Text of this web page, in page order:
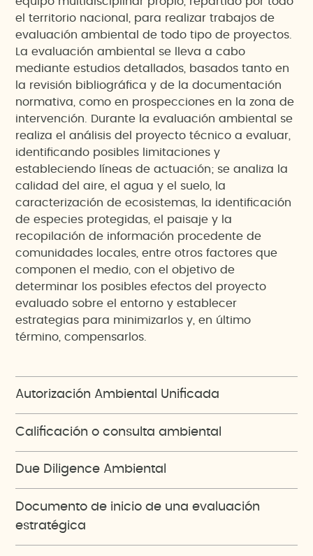
el territorio nacional, para realizar trabajos de
evaluación ambiental de todo tipo de proyectos.
La evaluación ambiental se lleva a cabo
mediante estudios detallados, basados tanto en
la revisión bibliográfica y de la documentación
normativa, como en prospecciones en la zona de
intervención. Durante la evaluación ambiental se
realiza el análisis del proyecto técnico a evaluar,
identificando posibles limitaciones y
estableciendo líneas de actuación; se analiza la
calidad del aire, el agua y el suelo, la
caracterización de ecosistemas, la identificación
de especies protegidas, el paisaje y la
recopilación de información procedente de
comunidades locales, entre otros factores que
componen el medio, con el objetivo de
determinar los posibles efectos del proyecto
evaluado sobre el entorno y establecer
estrategias para minimizarlos y, en último
término, compensarlos.
Autorización Ambiental Unificada
Calificación o consulta ambiental
Due Diligence Ambiental
Documento de inicio de una evaluación
estratégica